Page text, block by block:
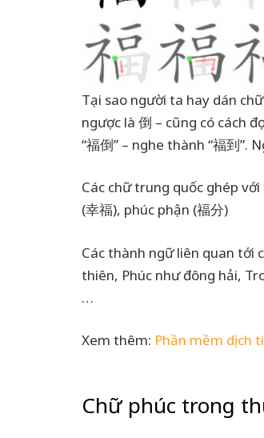
Tại sao người ta hay dán
ngược là 倒 – cũng có cách
“福倒” – nghe thành “福到”.
Các chữ trung quốc ghép
(幸福), phúc phận (福分)
Các thành ngữ liên quan tới
thiên, Phúc như đông hải,
…
Xem thêm: Phần mềm dịch
Chữ phúc trong